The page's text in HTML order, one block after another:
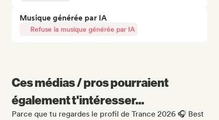
Musique générée par IA
Refuse la musique générée par IA
Ces médias / pros pourraient
également t'intéresser...
Parce que tu regardes le profil de Trance 2026 🎧 Best